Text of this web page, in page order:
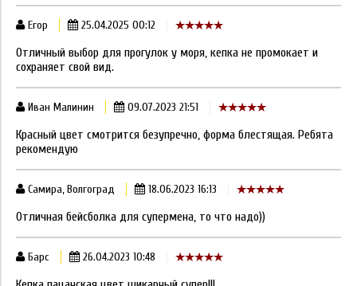
Егор 25.04.2025 00:12
Отличный выбор для прогулок у моря, кепка не промокает и
сохраняет свой вид.
Иван Малинин 09.07.2023 21:51
Красный цвет смотрится безупречно, форма блестящая. Ребята
рекомендую
Самира, Волгоград 18.06.2023 16:13
Отличная бейсболка для супермена, то что надо))
Барс 26.04.2023 10:48